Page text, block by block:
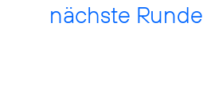
nächste Runde